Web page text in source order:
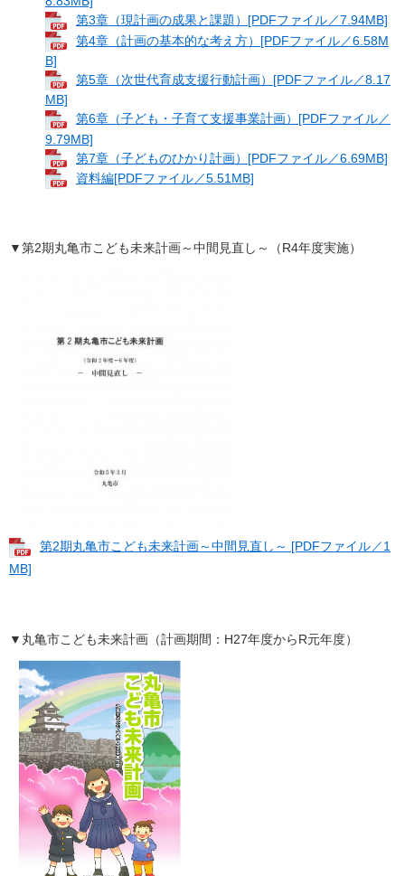
第3章（現計画の成果と課題）[PDFファイル／7.94MB]
第4章（計画の基本的な考え方）[PDFファイル／6.58M
B]
第5章（次世代育成支援行動計画）[PDFファイル／8.17
MB]
第6章（子ども・子育て支援事業計画）[PDFファイル／
9.79MB]
第7章（子どものひかり計画）[PDFファイル／6.69MB]
資料編[PDFファイル／5.51MB]
▼第2期丸亀市こども未来計画～中間見直し～（R4年度実施）
第2期丸亀市こども未来計画～中間見直し～ [PDFファイル／1
MB]
▼丸亀市こども未来計画（計画期間：H27年度からR元年度）